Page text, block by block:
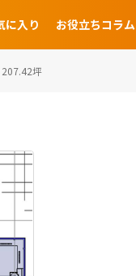
に入り お役立ちコラム
坪